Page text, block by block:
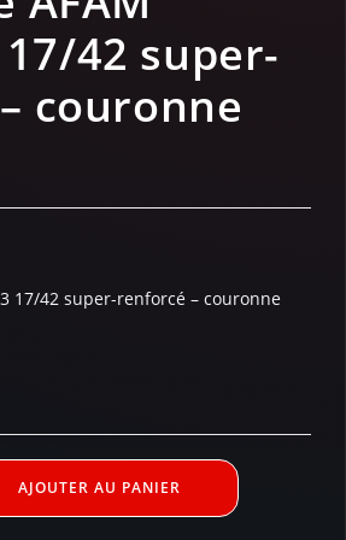
17/42 super-
couronne
17/42 super-renforcé – couronne
AJOUTER AU PANIER